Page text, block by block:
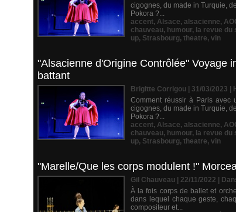
cigognes, du made in Turquie,
Pokora ?...
accent, Alsace, alsacienne,
chauveau, humour, la revue du
up, Strasbourg, theatre, vin
"Alsacienne d'Origine Contrôlée" Voyage
battant
Brigitte Corrigou | 31/03/2023
Comment réussir à Paris avec
cigognes, du made in Turquie,
Pokora ?...
accent, Alsace, alsacienne,
chauveau, humour, la revue du
up, Strasbourg, theatre, vin
"Marelle/Que les corps modulent !"
Gil Chauveau | 22/11/2022
À la fois corps de ballet et
dans lequel chaque geste,
compositeur et...